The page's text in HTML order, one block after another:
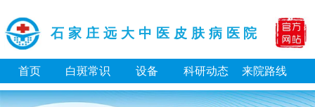
石家庄远大中医皮肤病医院
首页 白斑常识 设备 科研动态 来院路线